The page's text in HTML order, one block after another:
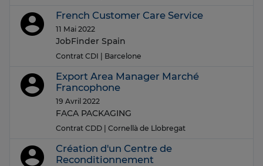
French Customer Care Service
11 Mai 2022
JobFinder Spain
Contrat CDI | Barcelone
Export Area Manager Marché
Francophone
19 Avril 2022
FACA PACKAGING
Contrat CDD | Cornellà de Llobregat
Création d'un Centre de
Reconditionnement